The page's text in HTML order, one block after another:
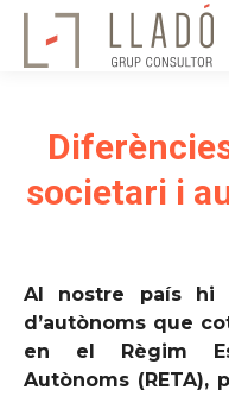
societari i
Al nostre país hi
d’autònoms que
en el Règim
Autònoms (RETA),